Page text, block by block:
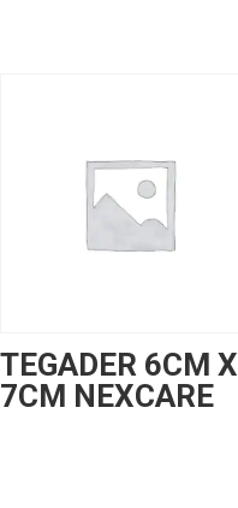
TEGADER 6CM X
7CM NEXCARE